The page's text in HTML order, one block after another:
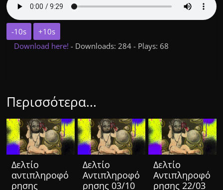
-10s
+10s
Download here!- Downloads: 284 - Plays: 68
Περισσότερα...
Δελτίο
αντιπληροφό
ρησης
Δελτίο
Αντιπληροφό
ρησης 03/10
Δελτίο
Αντιπληροφό
ρησης 22/03